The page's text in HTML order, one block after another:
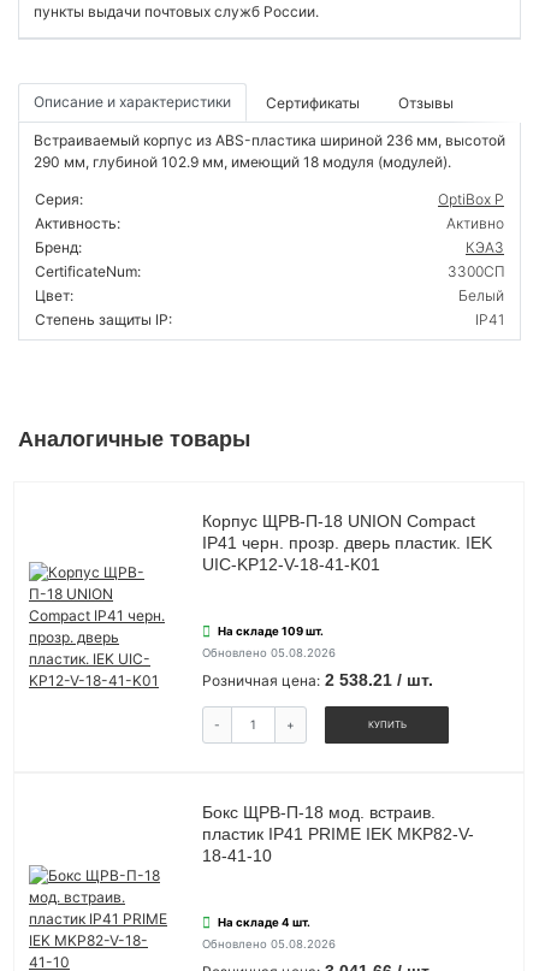
пункты выдачи почтовых служб России.
Описание и характеристики Сертификаты Отзывы
Встраиваемый корпус из ABS-пластика шириной 236 мм, высотой
290 мм, глубиной 102.9 мм, имеющий 18 модуля (модулей).
Серия:
OptiBox P
Активность:
Активно
Бренд:
КЭАЗ
CertificateNum:
3300СП
Цвет:
Белый
Степень защиты IP:
IP41
Аналогичные товары
Корпус ЩРВ-П-18 UNION Compact
IP41 черн. прозр. дверь пластик. IEK
UIC-KP12-V-18-41-K01
На складе 109 шт.
Обновлено 05.08.2026
Розничная цена: 2 538.21 / шт.
- + КУПИТЬ
Бокс ЩРВ-П-18 мод. встраив.
пластик IP41 PRIME IEK MKP82-V-
18-41-10
На складе 4 шт.
Обновлено 05.08.2026